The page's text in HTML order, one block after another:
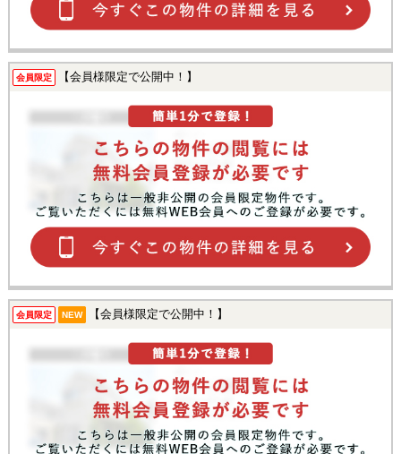
会員限定 【会員様限定で公開中！】
会員限定 NEW 【会員様限定で公開中！】